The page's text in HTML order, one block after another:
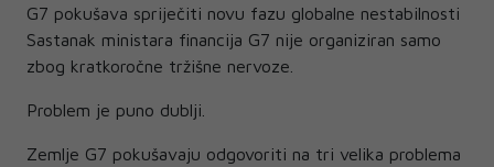
G7 pokušava spriječiti novu fazu globalne nestabilnosti
Sastanak ministara financija G7 nije organiziran samo
zbog kratkoročne tržišne nervoze.
Problem je puno dublji.
Zemlje G7 pokušavaju odgovoriti na tri velika problema